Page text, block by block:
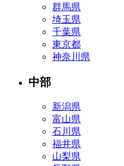
群馬県
埼玉県
千葉県
東京都
神奈川県
中部
新潟県
富山県
石川県
福井県
山梨県